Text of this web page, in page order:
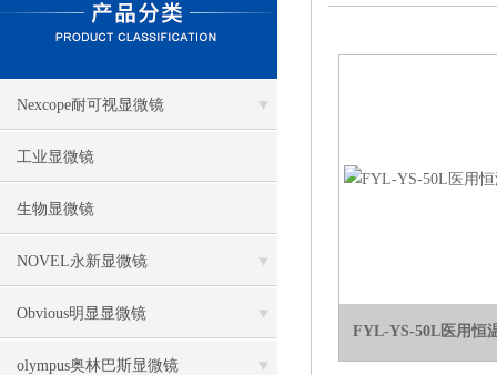
Nexcope耐可视显微镜
工业显微镜
生物显微镜
NOVEL永新显微镜
Obvious明显显微镜
olympus奥林巴斯显微镜
FYL-YS-50L医用恒